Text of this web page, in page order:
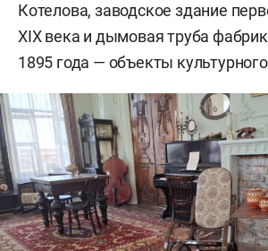
Котелова, заводское здание
XIX века и дымовая труба
1895 года — объекты